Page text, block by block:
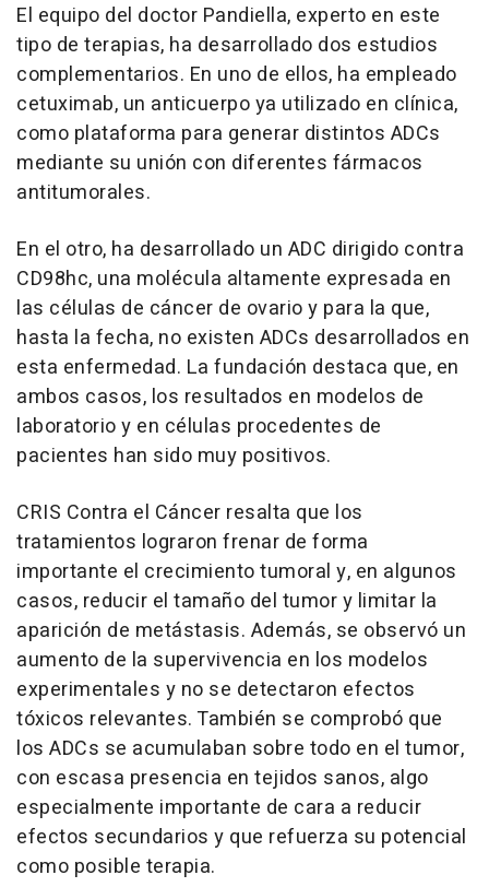
El equipo del doctor Pandiella, experto en este
tipo de terapias, ha desarrollado dos estudios
complementarios. En uno de ellos, ha empleado
cetuximab, un anticuerpo ya utilizado en clínica,
como plataforma para generar distintos ADCs
mediante su unión con diferentes fármacos
antitumorales.
En el otro, ha desarrollado un ADC dirigido contra
CD98hc, una molécula altamente expresada en
las células de cáncer de ovario y para la que,
hasta la fecha, no existen ADCs desarrollados en
esta enfermedad. La fundación destaca que, en
ambos casos, los resultados en modelos de
laboratorio y en células procedentes de
pacientes han sido muy positivos.
CRIS Contra el Cáncer resalta que los
tratamientos lograron frenar de forma
importante el crecimiento tumoral y, en algunos
casos, reducir el tamaño del tumor y limitar la
aparición de metástasis. Además, se observó un
aumento de la supervivencia en los modelos
experimentales y no se detectaron efectos
tóxicos relevantes. También se comprobó que
los ADCs se acumulaban sobre todo en el tumor,
con escasa presencia en tejidos sanos, algo
especialmente importante de cara a reducir
efectos secundarios y que refuerza su potencial
como posible terapia.